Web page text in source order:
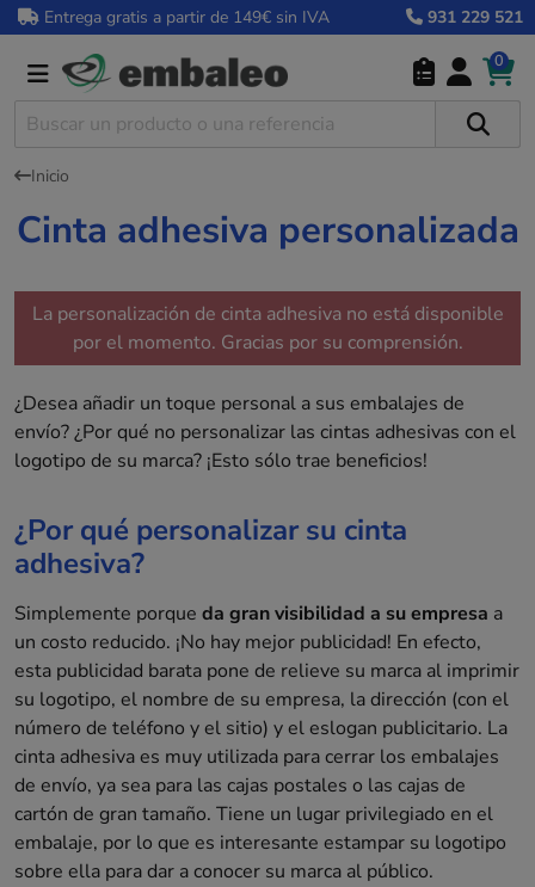
Entrega gratis a partir de 149€ sin IVA 931 229 521
0
Inicio
Cinta adhesiva personalizada
La personalización de cinta adhesiva no está disponible
por el momento. Gracias por su comprensión.
¿Desea añadir un toque personal a sus embalajes de
envío? ¿Por qué no personalizar las cintas adhesivas con el
logotipo de su marca? ¡Esto sólo trae beneficios!
¿Por qué personalizar su cinta
adhesiva?
Simplemente porque da gran visibilidad a su empresa a
un costo reducido. ¡No hay mejor publicidad! En efecto,
esta publicidad barata pone de relieve su marca al imprimir
su logotipo, el nombre de su empresa, la dirección (con el
número de teléfono y el sitio) y el eslogan publicitario. La
cinta adhesiva es muy utilizada para cerrar los embalajes
de envío, ya sea para las cajas postales o las cajas de
cartón de gran tamaño. Tiene un lugar privilegiado en el
embalaje, por lo que es interesante estampar su logotipo
sobre ella para dar a conocer su marca al público.